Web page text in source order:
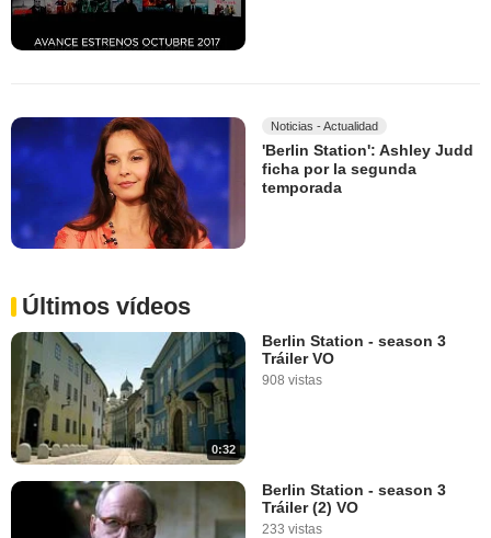
Noticias - Actualidad
'Berlin Station': Ashley Judd
ficha por la segunda
temporada
Últimos vídeos
0:32
Berlin Station - season 3
Tráiler VO
908 vistas
Berlin Station - season 3
Tráiler (2) VO
233 vistas